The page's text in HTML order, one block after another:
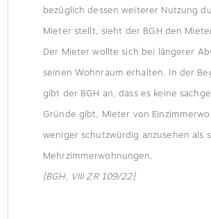
bezüglich dessen weiterer Nutzung
Mieter stellt, sieht der BGH den
Der Mieter wollte sich bei längerer
seinen Wohnraum erhalten. In der
gibt der BGH an, dass es keine
Gründe gibt, Mieter von
weniger schutzwürdig anzusehen als
Mehrzimmerwohnungen.
[BGH, VIII ZR 109/22]